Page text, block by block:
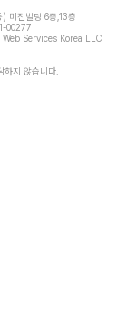
) 미진빌딩 6층,13층
00277
Services Korea LLC
하지 않습니다.